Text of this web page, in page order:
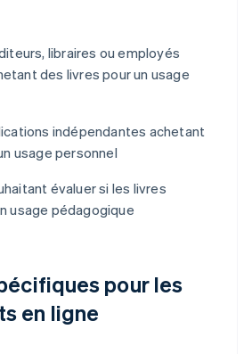
libraires ou employés
des livres pour un usage
indépendantes achetant
usage personnel
évaluer si les livres
usage pédagogique
pour les
en ligne